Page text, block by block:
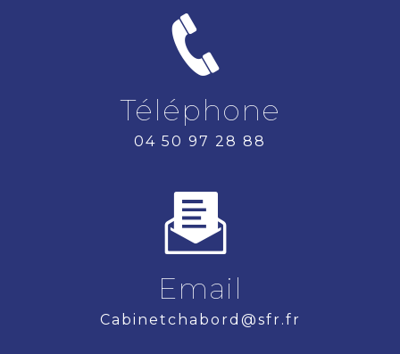
Téléphone
04 50 97 28 88
Email
cabinetchabord@sfr.fr